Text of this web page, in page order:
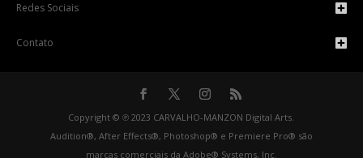
Redes Sociais
Contato
Copyright © ℗ 2023 CARVALHO-MANZON Digital Arts.
Audition®, After Effects®, Photoshop® e Premiere Pro® são
marcas comerciais da Adobe® Systems, Inc.